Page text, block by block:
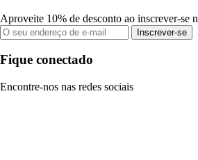
Aproveite 10% de desconto ao inscrever-se
Inscrever-se
Fique conectado
Encontre-nos nas redes sociais